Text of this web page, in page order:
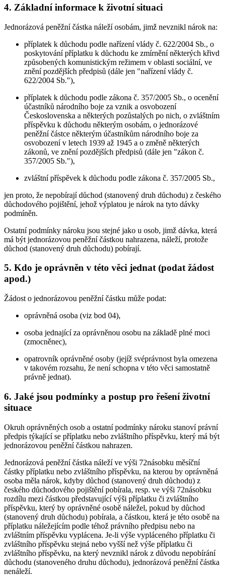
4. Základní informace k životní situaci
Jednorázová peněžní částka náleží osobám, jimž nevznikl nárok na:
příplatek k důchodu podle nařízení vlády č. 622/2004 Sb., o
poskytování příplatku k důchodu ke zmírnění některých křivd
způsobených komunistickým režimem v oblasti sociální, ve
znění pozdějších předpisů (dále jen "nařízení vlády č.
622/2004 Sb."),
příplatek k důchodu podle zákona č. 357/2005 Sb., o ocenění
účastníků národního boje za vznik a osvobození
Československa a některých pozůstalých po nich, o zvláštním
příspěvku k důchodu některým osobám, o jednorázové
peněžní částce některým účastníkům národního boje za
osvobození v letech 1939 až 1945 a o změně některých
zákonů, ve znění pozdějších předpisů (dále jen "zákon č.
357/2005 Sb."),
zvláštní příspěvek k důchodu podle zákona č. 357/2005 Sb.,
jen proto, že nepobírají důchod (stanovený druh důchodu) z českého
důchodového pojištění, jehož výplatou je nárok na tyto dávky
podmíněn.
Ostatní podmínky nároku jsou stejné jako u osob, jimž dávka, která
má být jednorázovou peněžní částkou nahrazena, náleží, protože
důchod (stanovený druh důchodu) pobírají.
5. Kdo je oprávněn v této věci jednat (podat žádost
apod.)
Žádost o jednorázovou peněžní částku může podat:
oprávněná osoba (viz bod 04),
osoba jednající za oprávněnou osobu na základě plné moci
(zmocněnec),
opatrovník oprávněné osoby (jejíž svéprávnost byla omezena
v takovém rozsahu, že není schopna v této věci samostatně
právně jednat).
6. Jaké jsou podmínky a postup pro řešení životní
situace
Okruh oprávněných osob a ostatní podmínky nároku stanoví právní
předpis týkající se příplatku nebo zvláštního příspěvku, který má být
jednorázovou peněžní částkou nahrazen.
Jednorázová peněžní částka náleží ve výši 72násobku měsíční
částky příplatku nebo zvláštního příspěvku, na kterou by oprávněná
osoba měla nárok, kdyby důchod (stanovený druh důchodu) z
českého důchodového pojištění pobírala, resp. ve výši 72násobku
rozdílu mezi částkou představující výši příplatku či zvláštního
příspěvku, který by oprávněné osobě náležel, pokud by důchod
(stanovený druh důchodu) pobírala, a částkou, která je této osobě na
příplatku náležejícím podle téhož právního předpisu nebo na
zvláštním příspěvku vyplácena. Je-li výše vypláceného příplatku či
zvláštního příspěvku stejná nebo vyšší než výše příplatku či
zvláštního příspěvku, na který nevznikl nárok z důvodu nepobírání
důchodu (stanoveného druhu důchodu), jednorázová peněžní částka
nenáleží.